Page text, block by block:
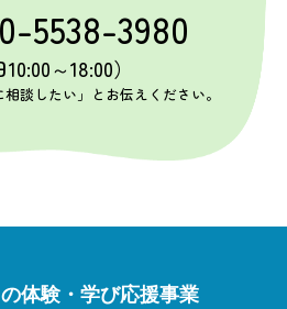
5538-3980
10:00～18:00）
相談したい」とお伝えください。
体験・学び応援事業